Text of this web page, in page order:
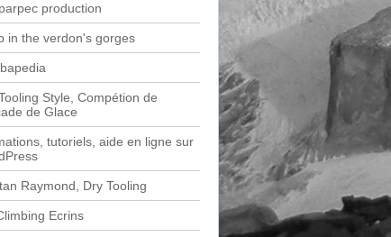
production
in the verdon's gorges
Style, Compétion de
de Glace
tutoriels, aide en ligne sur
Raymond, Dry Tooling
Ecrins